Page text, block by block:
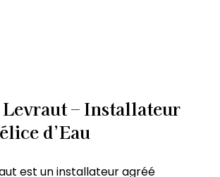
– Installateur
d’Eau
est un installateur agréé